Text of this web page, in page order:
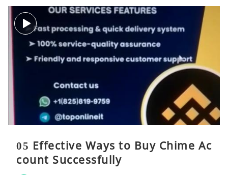
05 Effective Ways to Buy Chime Ac
count Successfully